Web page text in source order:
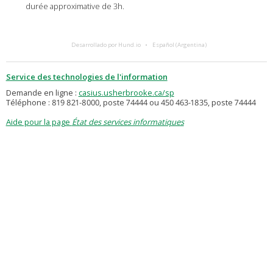
durée approximative de 3h.
Desarrollado por Hund.io Español (Argentina)
Service des technologies de l'information
Demande en ligne : casius.usherbrooke.ca/sp
Téléphone : 819 821-8000, poste 74444 ou 450 463-1835, poste 74444
Aide pour la page État des services informatiques